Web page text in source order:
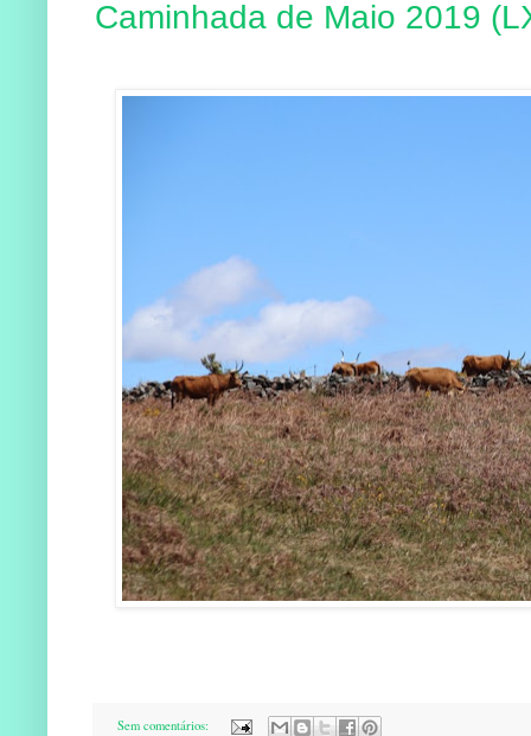
Caminhada de Maio 2019
Sem comentários: